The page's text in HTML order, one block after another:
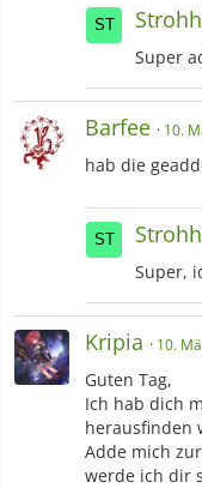
Super
Barfee 10.
hab die
Super,
Kripia 10.
Guten Tag,
Ich hab dich
herausfinden
Adde mich
werde ich dir